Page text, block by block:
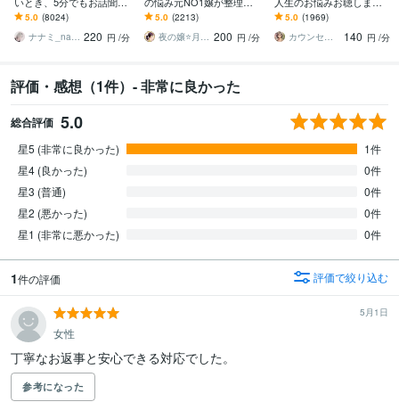
ます 疲れた～、でもカウ
ンセリングじゃない、な
んとなく雑談聞いて～
5.0 (8024)
ナナミ_nanami 220 円 /分
ます 夜職女性への恋・夜
職恋愛・不倫・片思い・
年の差・遠距離・失恋
5.0 (2213)
夜の嬢⭐月島みと｜複雑恋愛カウンセラー 200 円 /分
鬱・HSP・介護障害・毒
親・恋愛・仕事・育児・
占い依存etc
5.0 (1969)
カウンセリング事務所☘️オフィスカノン
140 円 /分
評価・感想（1件）- 非常に良かった
総合評価 5.0
星5 (非常に良かった)
1件
星4 (良かった)
0件
星3 (普通)
0件
星2 (悪かった)
0件
星1 (非常に悪かった)
0件
1件の評価 評価で絞り込む
5月1日
女性
丁寧なお返事と安心できる対応でした。
参考になった